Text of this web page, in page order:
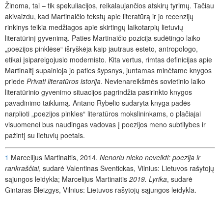
Žinoma, tai – tik spekuliacijos, reikalaujančios atskirų tyrimų. Tačiau
akivaizdu, kad Martinaičio tekstų apie literatūrą ir jo recenzijų
rinkinys teikia medžiagos apie skirtingų laikotarpių lietuvių
literatūrinį gyvenimą. Paties Martinaičio pozicija sudėtingo laiko
„poezijos pinklėse“ išryškėja kaip jautraus esteto, antropologo,
etikai įsipareigojusio modernisto. Kita vertus, rimtas definicijas apie
Martinaitį supainioja jo paties šypsnys, juntamas minėtame knygos
priede Privati literatūros istorija. Nevienareikšmės sovietinio laiko
literatūrinio gyvenimo situacijos pagrindžia pasirinkto knygos
pavadinimo taiklumą. Antano Rybelio sudaryta knyga padės
narplioti „poezijos pinkles“ literatūros mokslininkams, o plačiajai
visuomenei bus naudingas vadovas į poezijos meno subtilybes ir
pažintį su lietuvių poetais.
1 Marcelijus Martinaitis, 2014. Nenoriu nieko neveikti: poezija ir
rankraščiai, sudarė Valentinas Sventickas, Vilnius: Lietuvos rašytojų
sąjungos leidykla; Marcelijus Martinaitis 2019. Lyrika, sudarė
Gintaras Bleizgys, Vilnius: Lietuvos rašytojų sąjungos leidykla.